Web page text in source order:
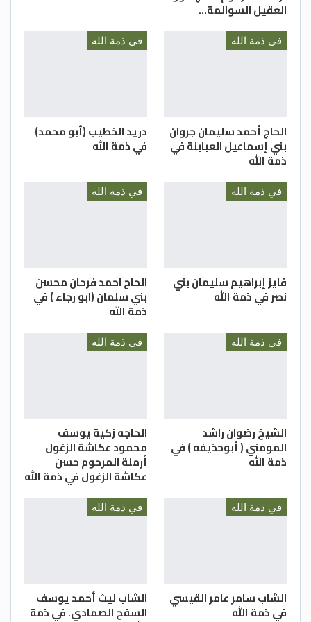
العقيل السوالمة…
في ذمة الله
الحاج أحمد سليمان جروان
بني إسماعيل العبابنة في
ذمة الله
في ذمة الله
دريد الخطيب (أبو محمد)
في ذمة الله
في ذمة الله
فايز إبراهيم سليمان بني
نصر في ذمة الله
في ذمة الله
الحاج احمد فرحان محسن
بني سلمان (ابو رجاء ) في
ذمة الله
في ذمة الله
الشيخ رضوان راشد
المومني ( أبوحذيفه ) في
ذمة الله
في ذمة الله
الحاجه زكية يوسف
محمود عكاشة الزغول
أرملة المرحوم حسن
عكاشة الزغول في ذمة الله
في ذمة الله
الشاب سامر عامر القيسي
في ذمة الله
في ذمة الله
الشاب ليث أحمد يوسف
السفح الصمادي. في ذمة